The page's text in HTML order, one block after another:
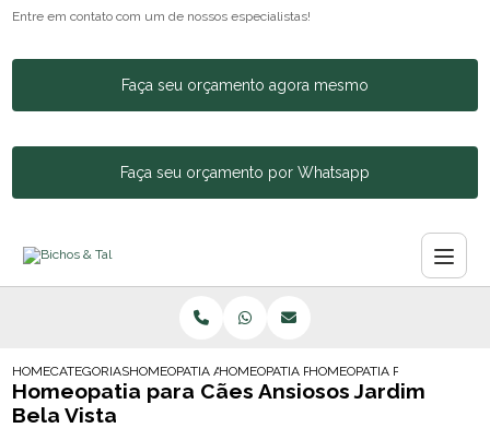
Entre em contato com um de nossos especialistas!
Faça seu orçamento agora mesmo
Faça seu orçamento por Whatsapp
HOMECATEGORIASHOMEOPATIA ANIMALHOMEOPATIA PARA CACHORRO BARRA
HOMEOPATIA PARA CAES
Homeopatia para Cães Ansiosos Jardim
Bela Vista